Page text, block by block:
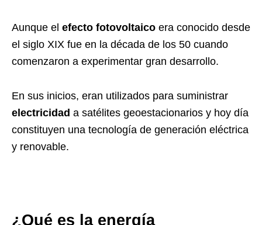
Aunque el efecto fotovoltaico era conocido desde
el siglo XIX fue en la década de los 50 cuando
comenzaron a experimentar gran desarrollo.
En sus inicios, eran utilizados para suministrar
electricidad a satélites geoestacionarios y hoy día
constituyen una tecnología de generación eléctrica
y renovable.
¿Qué es la energía